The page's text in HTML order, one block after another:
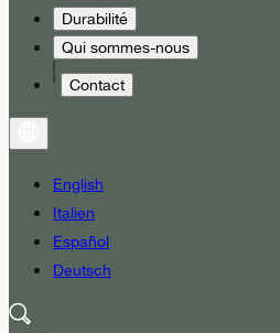
Durabilité
Qui sommes-nous
Contact
English
Italien
Español
Deutsch